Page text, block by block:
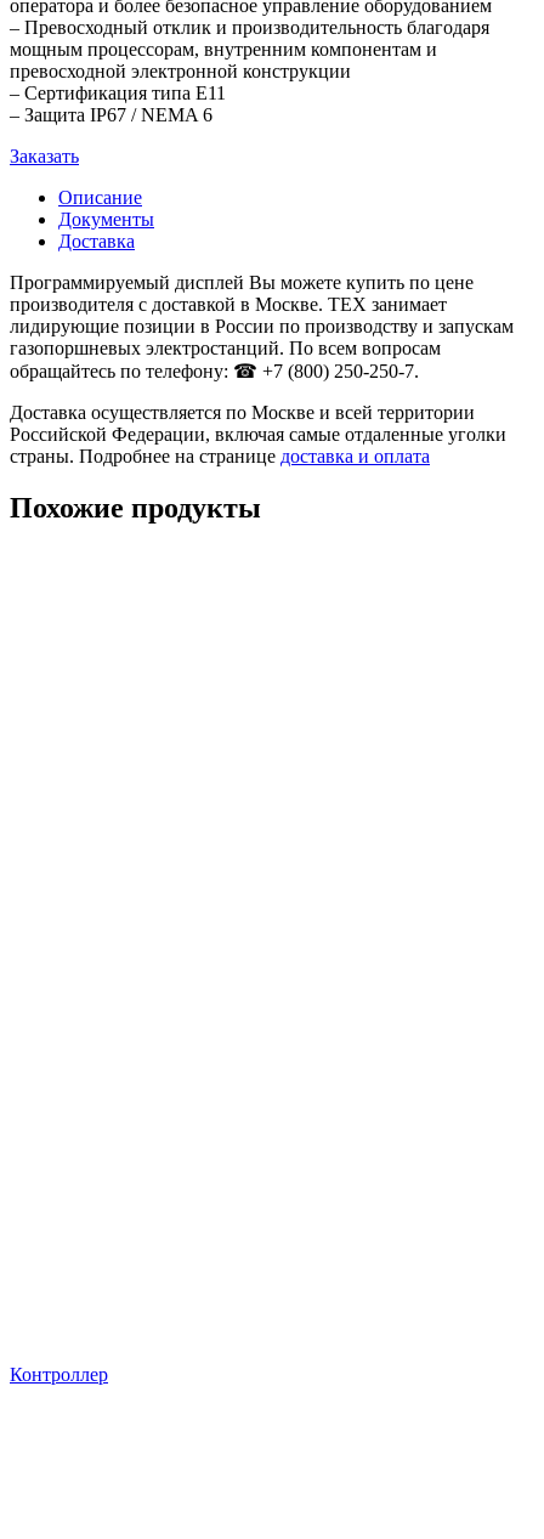
оператора и более безопасное управление оборудованием
– Превосходный отклик и производительность благодаря
мощным процессорам, внутренним компонентам и
превосходной электронной конструкции
– Сертификация типа E11
– Защита IP67 / NEMA 6
Заказать
Описание
Документы
Доставка
Программируемый дисплей Вы можете купить по цене
производителя с доставкой в Москве. ТЕХ занимает
лидирующие позиции в России по производству и запускам
газопоршневых электростанций. По всем вопросам
обращайтесь по телефону: ☎ +7 (800) 250-250-7.
Доставка осуществляется по Москве и всей территории
Российской Федерации, включая самые отдаленные уголки
страны. Подробнее на странице доставка и оплата
Похожие продукты
Контроллер